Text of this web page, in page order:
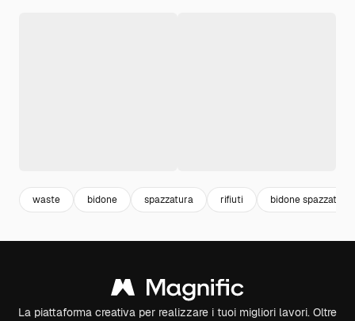
waste bidone spazzatura rifiuti bidone spazzatura
La piattaforma creativa per realizzare i tuoi migliori lavori. Oltre